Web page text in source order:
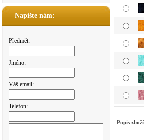
Napište nám:
Předmět:
Jméno:
Váš email:
Telefon:
Popis zboží